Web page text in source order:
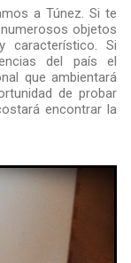
a Túnez. Si te
objetos
característico. Si
del país el
que ambientará
de probar
encontrar la